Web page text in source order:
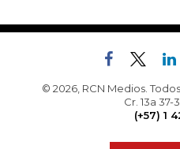
© 2026, RCN Medios.
Cr. 13a
(+57) 1